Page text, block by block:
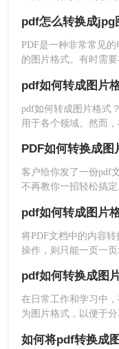
2、选择PDF转换-
3、下方自定义选
图片格式，以便于分
pdf转图片呢？本文将
您轻松实现这一需求。
PDF是一种非常常见
的图片格式。有时需
换的话，那么不妨跟
信会帮助到你的。
pdf如何转成图片格式
用于各个领域。然而
使用。
客户给你发了一份pdf
不再教你一招轻松搞
片刻文件就转换好了
度高，图片清晰。最
之外转弯转ppt、转电
了。
将PDF文档中的内容
操作，则只能一页一
式，但是pdf如何转成
在日常工作和学习中
为图片格式，以便于
的方法，帮助您轻松